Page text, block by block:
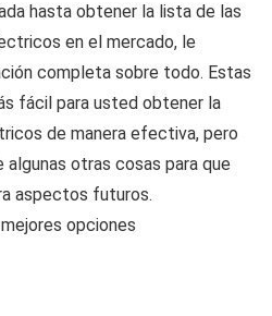
hasta obtener la lista de las
en el mercado, le
completa sobre todo. Estas
fácil para usted obtener la
de manera efectiva, pero
otras cosas para que
aspectos futuros.
opciones